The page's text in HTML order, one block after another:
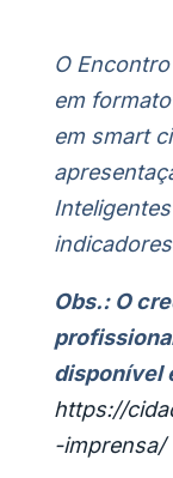
O
em
em smart
Obs.: O
disponível
https://
-imprensa/